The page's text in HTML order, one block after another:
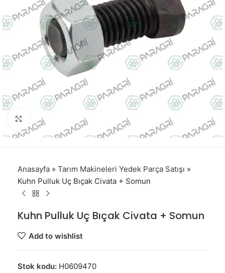
Click to enlarge
Anasayfa » Tarım Makineleri Yedek Parça Satışı »
Kuhn Pulluk Uç Bıçak Civata + Somun
Kuhn Pulluk Uç Bıçak Civata + Somun
Add to wishlist
Stok kodu: H0609470